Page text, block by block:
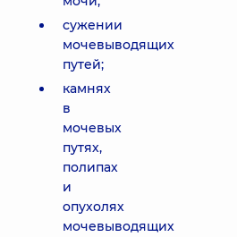
сужении
мочевыводящих
путей;
камнях
в
мочевых
путях,
полипах
и
опухолях
мочевыводящих